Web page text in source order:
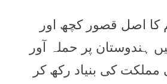
اصل قصور کچھ اور
712 ء میں ہندوستان پر حملہ آور
مملکت کی بنیاد رکھ کر